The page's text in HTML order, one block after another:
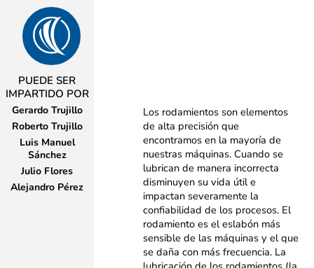
PUEDE SER
IMPARTIDO POR
Gerardo Trujillo
Roberto Trujillo
Luis Manuel
Sánchez
Julio Flores
Alejandro Pérez
Los rodamientos son elementos
de alta precisión que
encontramos en la mayoría de
nuestras máquinas. Cuando se
lubrican de manera incorrecta
disminuyen su vida útil e
impactan severamente la
confiabilidad de los procesos. El
rodamiento es el eslabón más
sensible de las máquinas y el que
se daña con más frecuencia. La